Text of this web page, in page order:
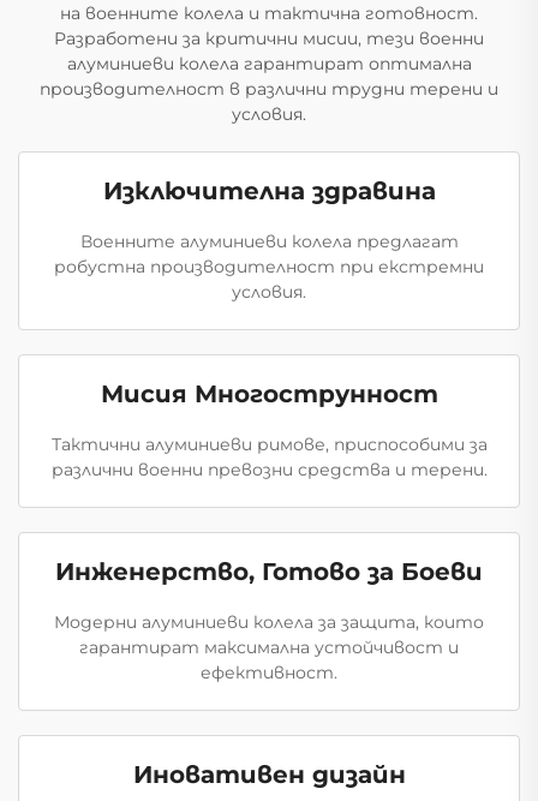
на военните колела и тактична готовност.
Разработени за критични мисии, тези военни
алуминиеви колела гарантират оптимална
производителност в различни трудни терени и
условия.
Изключителна здравина
Военните алуминиеви колела предлагат
робустна производителност при екстремни
условия.
Мисия Многострунност
Тактични алуминиеви римове, приспособими за
различни военни превозни средства и терени.
Инженерство, Готово за Боеви
Модерни алуминиеви колела за защита, които
гарантират максимална устойчивост и
ефективност.
Иновативен дизайн